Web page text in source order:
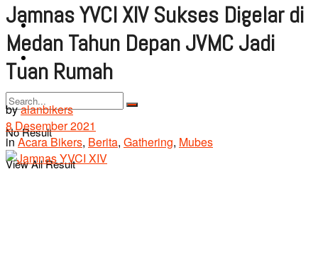
Bikers Cars
No Result
View All Result
Jamnas YVCI XIV Sukses Digelar di
Medan Tahun Depan JVMC Jadi
Tuan Rumah
byalanbikers
8 Desember 2021
in Acara Bikers, Berita, Gathering, Mubes